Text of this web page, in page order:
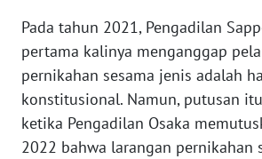
Pada tahun 2021, Pengadilan
pertama kalinya menganggap
pernikahan sesama jenis adalah
konstitusional. Namun, putusan
ketika Pengadilan Osaka
2022 bahwa larangan pernikahan
REDAKSI
KARIR
DISCLAIMER